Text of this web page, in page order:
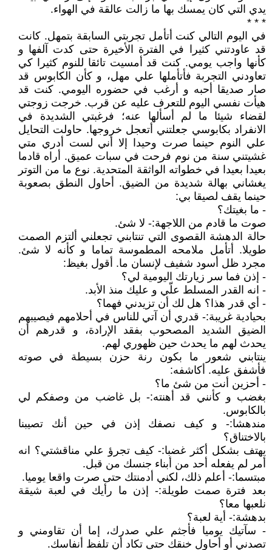
يدي التي كان يمسك بها ما زالت عالقة في الهواء.
* * *
في اليوم التالي كنت أتأمل تجربتي السابقة بتمهل. كانت
قد عاودتني كثيرا في الفترة الأخيرة حتى كدت آلفها و
كأنها واجب يومي. كنت قد أمسيت تائقا للنوم كثيرا كي
تعاودني التجربة فأتأملها علي مهل، و كأن الكابوس قد
صار صديقا أحبه و أرغب في حضوره اليومي. كنت قد
هيأت نفسي اليوم للتعرف عليه عن قرب. خرجت زوجتي
لقضاء شيئا ما لم أسألها عنه؛ فرغبتي الشديدة في
الانفراد بكابوسي جعلتني أتعجل خروجها. حاولت التحايل
علي النوم حينما صرت وحيدا إلا أني لست أدري متي
غشيتني سنة من نوم فرحت في سبات عميق. أراه قادما
بعيدا بعيدا في خطواته الواثقة المتحدية. نوع ما من التوتر
يغشاني بهالة شديدة من الضيق. أحاول النطق بصعوبة
حينما يقف لصيقا بي:
- ما بغيتك؟
صوت ما قادم من اللاجهة:- لا شئ.
حالة الدهشة القصوى التي تنتابني تجعلني ألتزم الصمت
طويلا. أتأمل ملامحه المطموسة تماما و كأنه لا شئ.
مجرد ظل أسود شفيف لإنسان ما. أقول بغيظ:
- إذن فما سر زيارتك اليومية لي؟
- انه القدر المسلط علّي و عليك منذ الأبد.
- أي قدر هذا؟ هل لك أن تزيدني فهما؟
بحيادية غريبة:- قدري أن آتي للناس في أحلامهم فيصيبهم
الضيق الشديد المصحوب بفقد الإرادة، و قدرهم أن
يحدث لهم ما يحدث حين ظهوري لهم.
ينتابني شعور ما بكون رنة حزن بسيطة في صوته
فأشفق عليه. أكاشفه:
- أحزين أنت من شئ ما؟
بغضب و كأنني قد أهنته:- بل غاضب من وصفكم لي
بالكابوس.
مندهشا:- و كيف نصفك إذن في حين أنك تصيبنا
بالاختناق؟
يهتف بشكل أكثر غضبا:- كيف تجرؤ علي مناقشتي؟ انه
أمر لم يفعله أحد من أبناء جنسك من قبل.
مبتسما:- أعلم ذلك، لكني أدمنتك حتى صرت واقعا يوميا.
بعد فترة صمت طويلة:- إذن ما رأيك في لعبة شيقة
نلعبها معا؟
بدهشة:- أية لعبة؟
- سآتيك يوميا فأجثم علي صدرك، إما أن تقاومني و
تصدني أو أحاول خنقك حتى تكاد أن تلفظ أنفاسك.